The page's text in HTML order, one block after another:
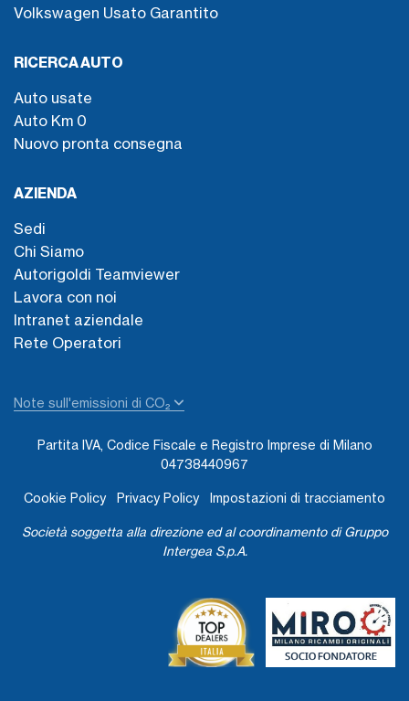
Volkswagen Usato Garantito
RICERCA AUTO
Auto usate
Auto Km 0
Nuovo pronta consegna
AZIENDA
Sedi
Chi Siamo
Autorigoldi Teamviewer
Lavora con noi
Intranet aziendale
Rete Operatori
Note sull'emissioni di CO₂
Partita IVA, Codice Fiscale e Registro Imprese di Milano
04738440967
Cookie Policy Privacy Policy Impostazioni di tracciamento
Società soggetta alla direzione ed al coordinamento di Gruppo
Intergea S.p.A.